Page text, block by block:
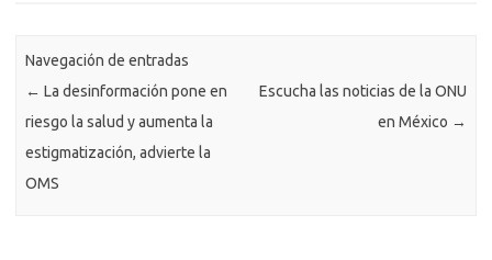
Navegación de entradas
← La desinformación pone en
riesgo la salud y aumenta la
estigmatización, advierte la
OMS
Escucha las noticias de la ONU
en México →